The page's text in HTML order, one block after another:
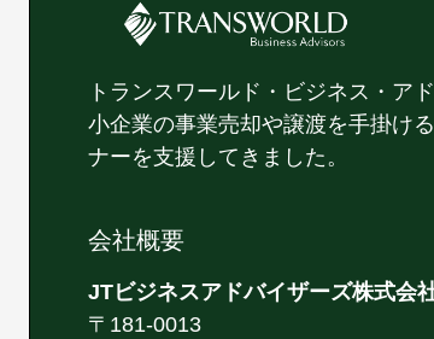
トランスワールド・ビジネス・ア
小企業の事業売却や譲渡を手掛ける
ナーを支援してきました。
会社概要
JTビジネスアドバイザーズ株式会
〒181-0013